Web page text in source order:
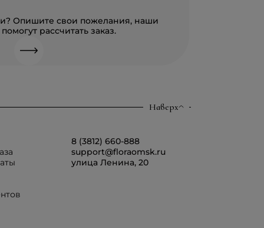
Опишите свои пожелания, наши
рассчитать заказ.
Наверх
8 (3812) 660-888
support@floraomsk.ru
улица Ленина, 20